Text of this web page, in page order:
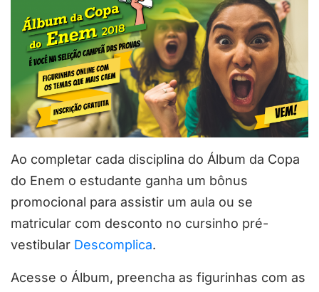
Ao completar cada disciplina do Álbum da Copa
do Enem o estudante ganha um bônus
promocional para assistir um aula ou se
matricular com desconto no cursinho pré-
vestibular Descomplica.
Acesse o Álbum, preencha as figurinhas com as